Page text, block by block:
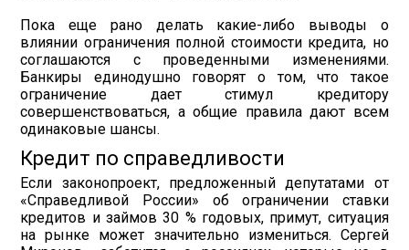
Пока еще рано делать какие-либо выводы о
влиянии ограничения полной стоимости кредита, но
соглашаются с проведенными изменениями.
Банкиры единодушно говорят о том, что такое
ограничение дает стимул кредитору
совершенствоваться, а общие правила дают всем
одинаковые шансы.
Кредит по справедливости
Если законопроект, предложенный депутатами от
«Справедливой России» об ограничении ставки
кредитов и займов 30 % годовых, примут, ситуация
на рынке может значительно измениться. Сергей